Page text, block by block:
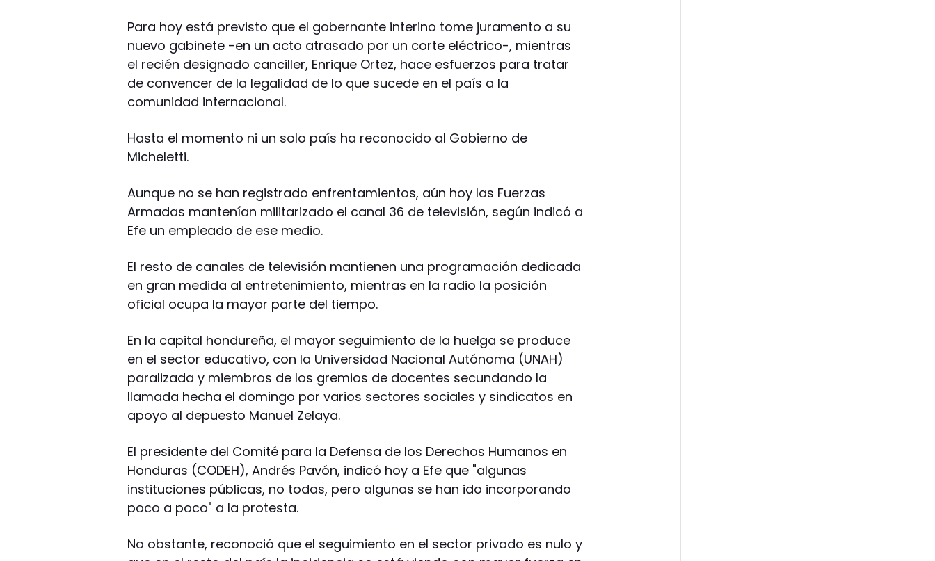
Para hoy está previsto que el gobernante interino tome juramento a su
nuevo gabinete -en un acto atrasado por un corte eléctrico-, mientras
el recién designado canciller, Enrique Ortez, hace esfuerzos para tratar
de convencer de la legalidad de lo que sucede en el país a la
comunidad internacional.
Hasta el momento ni un solo país ha reconocido al Gobierno de
Micheletti.
Aunque no se han registrado enfrentamientos, aún hoy las Fuerzas
Armadas mantenían militarizado el canal 36 de televisión, según indicó a
Efe un empleado de ese medio.
El resto de canales de televisión mantienen una programación dedicada
en gran medida al entretenimiento, mientras en la radio la posición
oficial ocupa la mayor parte del tiempo.
En la capital hondureña, el mayor seguimiento de la huelga se produce
en el sector educativo, con la Universidad Nacional Autónoma (UNAH)
paralizada y miembros de los gremios de docentes secundando la
llamada hecha el domingo por varios sectores sociales y sindicatos en
apoyo al depuesto Manuel Zelaya.
El presidente del Comité para la Defensa de los Derechos Humanos en
Honduras (CODEH), Andrés Pavón, indicó hoy a Efe que "algunas
instituciones públicas, no todas, pero algunas se han ido incorporando
poco a poco" a la protesta.
No obstante, reconoció que el seguimiento en el sector privado es nulo y